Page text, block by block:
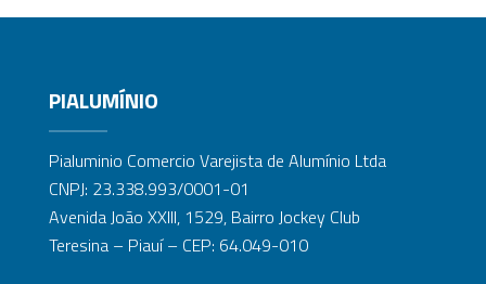
PIALUMÍNIO
Pialuminio Comercio Varejista de Alumínio Ltda
CNPJ: 23.338.993/0001-01
Avenida João XXIII, 1529, Bairro Jockey Club
Teresina – Piauí – CEP: 64.049-010